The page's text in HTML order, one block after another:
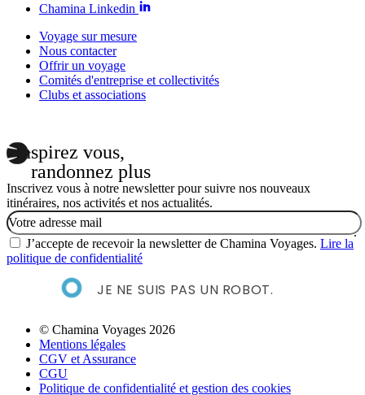
Chamina Linkedin
Voyage sur mesure
Nous contacter
Offrir un voyage
Comités d'entreprise et collectivités
Clubs et associations
Inspirez vous,
randonnez plus
Inscrivez vous à notre newsletter pour suivre nos nouveaux
itinéraires, nos activités et nos actualités.
Email
J’accepte de recevoir la newsletter de Chamina Voyages. Lire la
politique de confidentialité
JE NE SUIS PAS UN ROBOT.
© Chamina Voyages 2026
Mentions légales
CGV et Assurance
CGU
Politique de confidentialité et gestion des cookies